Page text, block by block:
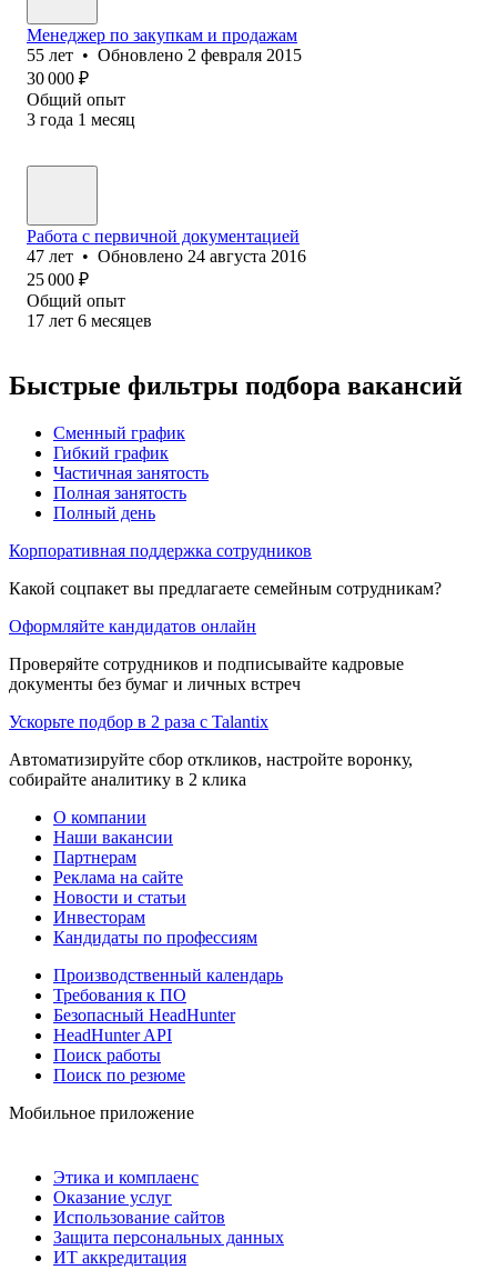
Менеджер по закупкам и продажам
55 лет • Обновлено 2 февраля 2015
30 000 ₽
Общий опыт
3 года 1 месяц
Работа с первичной документацией
47 лет • Обновлено 24 августа 2016
25 000 ₽
Общий опыт
17 лет 6 месяцев
Быстрые фильтры подбора вакансий
Сменный график
Гибкий график
Частичная занятость
Полная занятость
Полный день
Корпоративная поддержка сотрудников
Какой соцпакет вы предлагаете семейным сотрудникам?
Оформляйте кандидатов онлайн
Проверяйте сотрудников и подписывайте кадровые
документы без бумаг и личных встреч
Ускорьте подбор в 2 раза с Talantix
Автоматизируйте сбор откликов, настройте воронку,
собирайте аналитику в 2 клика
О компании
Наши вакансии
Партнерам
Реклама на сайте
Новости и статьи
Инвесторам
Кандидаты по профессиям
Производственный календарь
Требования к ПО
Безопасный HeadHunter
HeadHunter API
Поиск работы
Поиск по резюме
Мобильное приложение
Этика и комплаенс
Оказание услуг
Использование сайтов
Защита персональных данных
ИТ аккредитация